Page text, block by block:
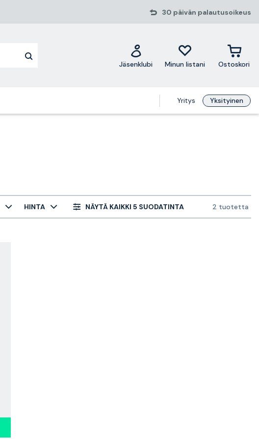
30 päivän palautusoikeus
Jäsenklubi Minun listani Ostoskori
Yritys Yksityinen
HINTA NÄYTÄ KAIKKI 5 SUODATINTA 2 tuotetta